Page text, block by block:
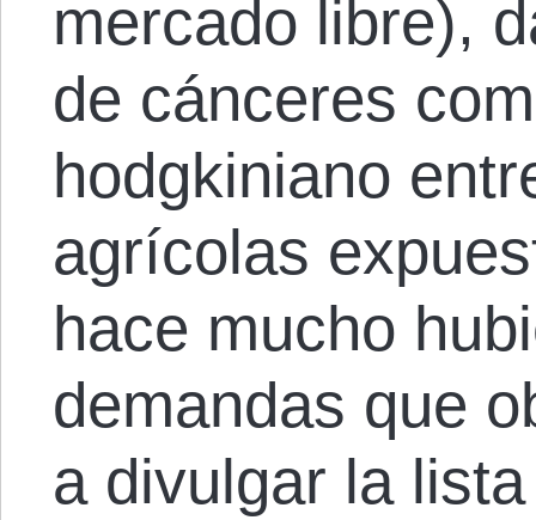
mercado libre),
de cánceres
hodgkiniano
agrícolas
hace mucho
demandas que
a divulgar la